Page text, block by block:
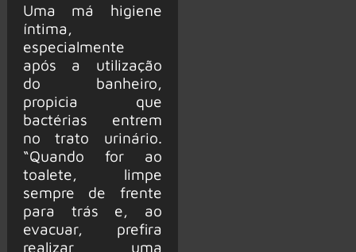
Uma má higiene
íntima,
especialmente
após a utilização
do banheiro,
propicia que
bactérias entrem
no trato urinário.
“Quando for ao
toalete, limpe
sempre de frente
para trás e, ao
evacuar, prefira
realizar uma